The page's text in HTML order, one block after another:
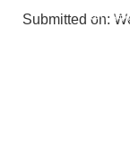
रिक्त पदमा
Submitted on: